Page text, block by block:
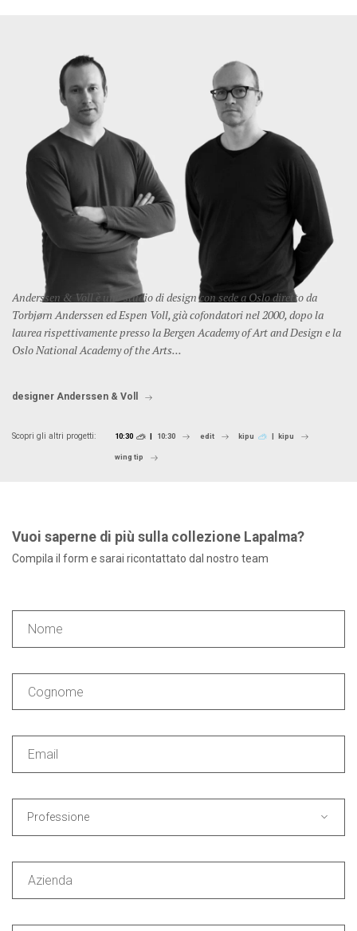
Anderssen & Voll è uno studio di design con sede a Oslo diretto da
Torbjørn Anderssen ed Espen Voll, già cofondatori nel 2000, dopo la
laurea rispettivamente presso la Bergen Academy of Art and Design e la
Oslo National Academy of the Arts...
designer Anderssen & Voll
Scopri gli altri progetti: 10:30 10:30 edit kipu
kipu
wing tip
Vuoi saperne di più sulla collezione Lapalma?
Compila il form e sarai ricontattato dal nostro team
Professione